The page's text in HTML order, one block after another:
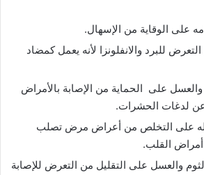
على الوقاية من الإسهال.
للبرد والانفلونزا لأنه يعمل كمضاد
والعسل على الحماية من الإصابة بالأمراض
عن لدغات الحشرات.
على التخلص من أعراض مرض تصلب
القلب.
والعسل على التقليل من التعرض للإصابة